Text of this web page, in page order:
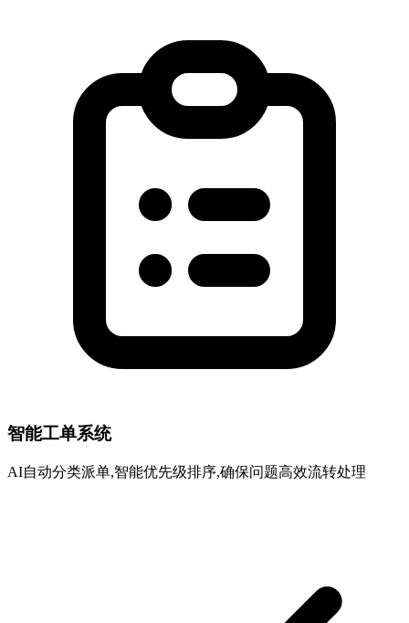
智能工单系统
AI自动分类派单,智能优先级排序,确保问题高效流转处理